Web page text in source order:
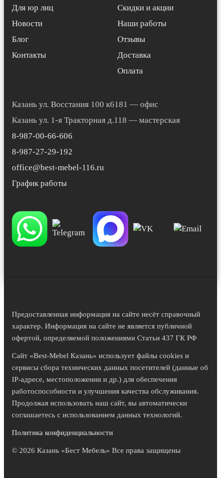
Для юр лиц
Новости
Блог
Контакты
Скидки и акции
Наши работы
Отзывы
Доставка
Оплата
Казань ул. Восстания 100 к6181 — офис
Казань ул. 1-я Тракторная д.118 — мастерская
8-987-00-66-606
8-987-27-29-192
office@best-mebel-116.ru
График работы
Предоставленная информация на сайте несёт справочный
характер. Информация на сайте не является публичной
офертой, определяемой положениями Статьи 437 ГК РФ
Сайт «Best-Mebel Казань» использует файлы cookies и
сервисы сбора технических данных посетителей (данные об
IP-адресе, местоположении и др.) для обеспечения
работоспособности и улучшения качества обслуживания.
Продолжая использовать наш сайт, вы автоматически
соглашаетесь с использованием данных технологий.
Политика конфиденциальности
© 2026 Казань «Бест Мебель» Все права защищены